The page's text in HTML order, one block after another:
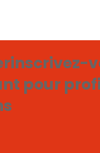
inscrivez-
pour